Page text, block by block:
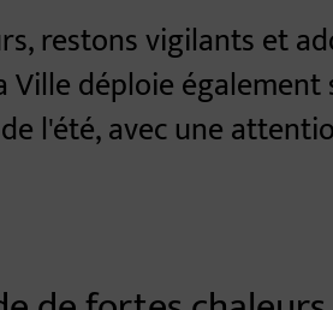
restons vigilants et
déploie
l'été, avec une